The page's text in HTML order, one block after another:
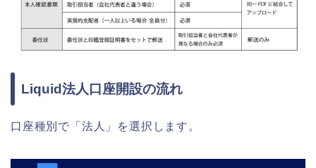
Liquid法人口座開設の流れ
口座種別で「法人」を選択します。